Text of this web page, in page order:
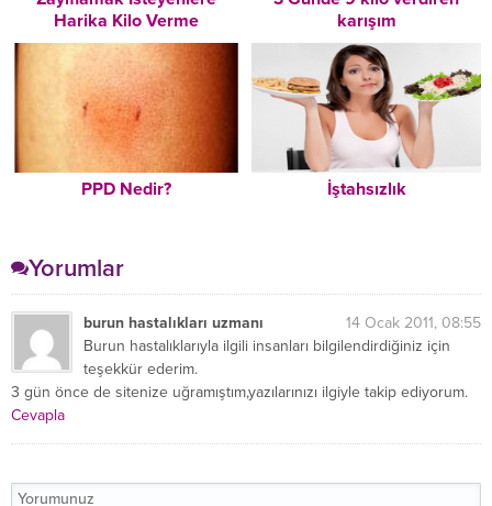
Harika Kilo Verme
Tavsiyeleri – Mutlaka
Okuyun!
karışım
PPD Nedir? İştahsızlık
Yorumlar
burun hastalıkları uzmanı
14 Ocak 2011, 08:55
Burun hastalıklarıyla ilgili insanları bilgilendirdiğiniz için
teşekkür ederim.
3 gün önce de sitenize uğramıştım,yazılarınızı ilgiyle takip ediyorum.
Cevapla